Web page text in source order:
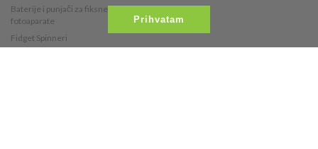
Baterije i punjači za fiksne telefone i
fotoaparate
Fidget Spinneri
Prihvatam